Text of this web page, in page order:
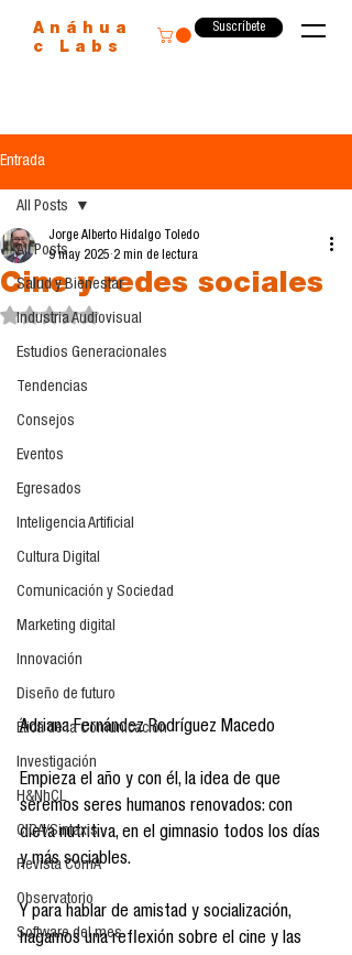
Anáhua
c Labs
Suscríbete
Entrada
All Posts
Salud y Bienestar
Industria Audiovisual
Estudios Generacionales
Tendencias
Consejos
Eventos
Egresados
Inteligencia Artificial
Cultura Digital
Comunicación y Sociedad
Marketing digital
Innovación
Diseño de futuro
Ética de la Comunicación
Investigación
H&NhCL
CICA/Sintaxis
Revista ComA
Observatorio
Software del mes
All Posts
Cine y redes sociales
Jorge Alberto Hidalgo Toledo
9 may 2025 2 min de lectura
Obtuvo NaN de 5 estrellas.
Adriana Fernández Rodríguez Macedo
Empieza el año y con él, la idea de que
seremos seres humanos renovados: con
dieta nutritiva, en el gimnasio todos los días
y más sociables.
Y para hablar de amistad y socialización,
hagamos una reflexión sobre el cine y las